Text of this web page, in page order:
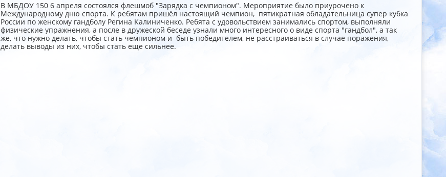
В МБДОУ 150 6 апреля состоялся флешмоб "Зарядка с чемпионом". Мероприятие было приурочено к
Международному дню спорта. К ребятам пришёл настоящий чемпион, пятикратная обладательница супер кубка
России по женскому гандболу Регина Калиниченко. Ребята с удовольствием занимались спортом, выполняли
физические упражнения, а после в дружеской беседе узнали много интересного о виде спорта "гандбол", а так
же, что нужно делать, чтобы стать чемпионом и быть победителем, не расстраиваться в случае поражения,
делать выводы из них, чтобы стать еще сильнее.